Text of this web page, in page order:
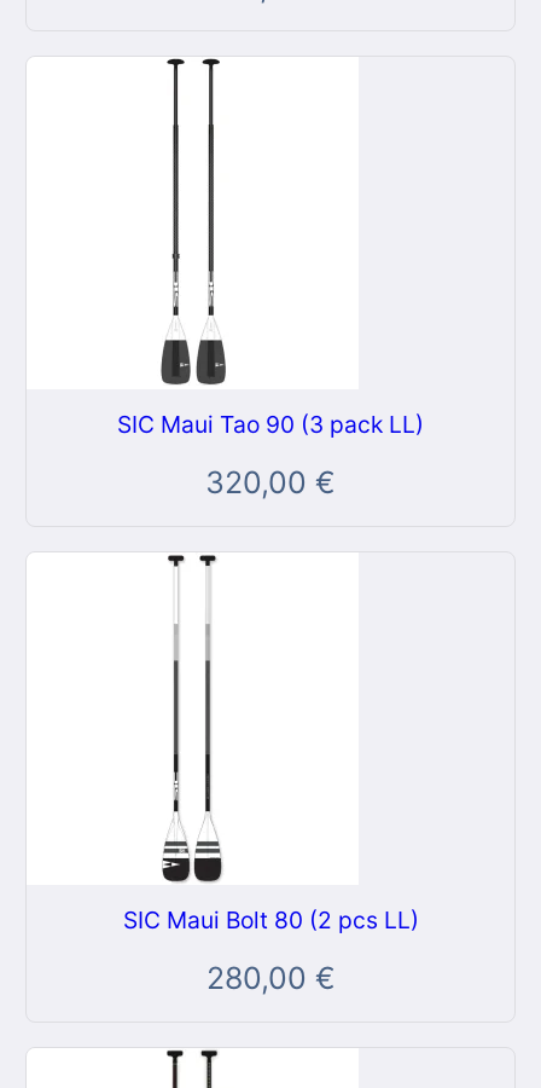
SIC Maui Tao 90 (3 pack LL)
320,00 €
SIC Maui Bolt 80 (2 pcs LL)
280,00 €